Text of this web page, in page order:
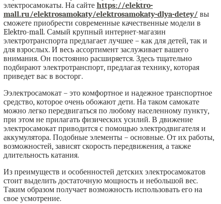
электросамокаты. На сайте https://elektro-
mall.ru/elektrosamokaty/elektrosamokaty-dlya-detey/ вы
сможете приобрести современные качественные модели в
Elektro-mall. Самый крупный интернет-магазин
электротранспорта предлагает лучшее – как для детей, так и
для взрослых. И весь ассортимент заслуживает вашего
внимания. Он постоянно расширяется. Здесь тщательно
подбирают электротранспорт, предлагая технику, которая
приведет вас в восторг.
Ээлектросамокат – это комфортное и надежное транспортное
средство, которое очень обожают дети. На таком самокате
можно легко передвигаться по любому населенному пункту,
при этом не прилагать физических усилий. В движение
электросамокат приводится с помощью электродвигателя и
аккумулятора. Подобные элементы – основные. От их работы,
возможностей, зависят скорость передвижения, а также
длительность катания.
Из преимуществ и особенностей детских электросамокатов
стоит выделить достаточную мощность и небольшой вес.
Таким образом получает возможность использовать его на
свое усмотрение.